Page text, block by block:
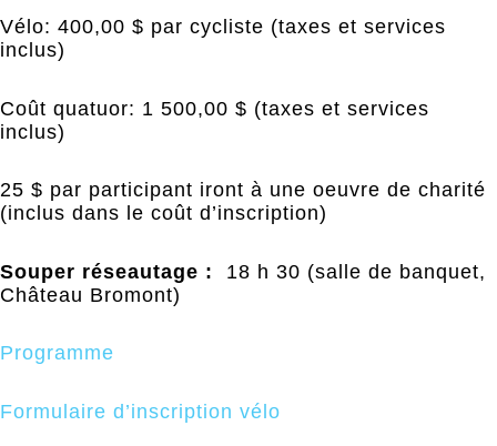
Vélo: 400,00 $ par cycliste (taxes et services
inclus)
Coût quatuor: 1 500,00 $ (taxes et services
inclus)
25 $ par participant iront à une oeuvre de charité
(inclus dans le coût d’inscription)
Souper réseautage : 18 h 30 (salle de banquet,
Château Bromont)
Programme
Formulaire d’inscription vélo